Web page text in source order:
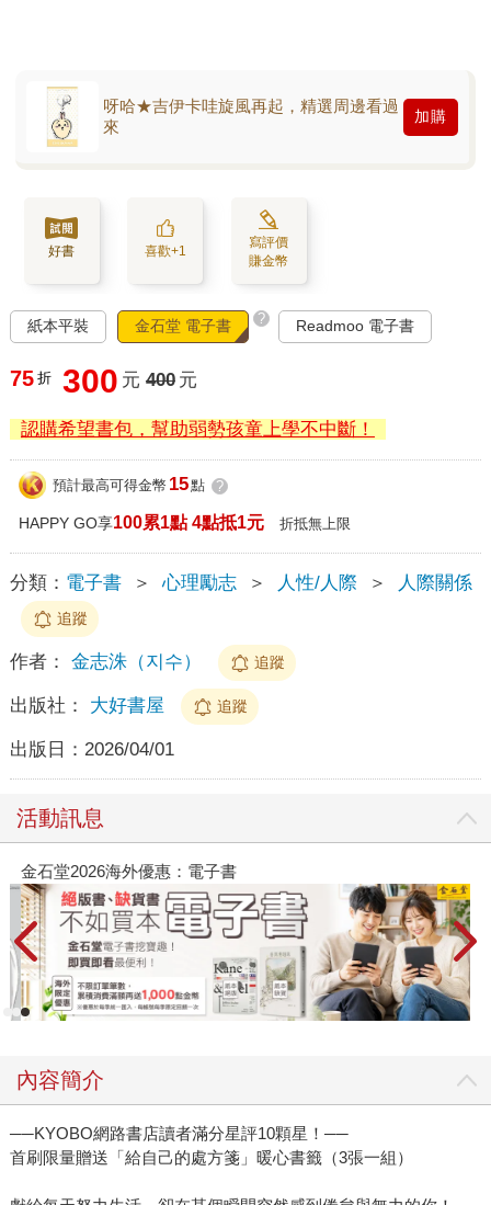
呀哈★吉伊卡哇旋風再起，精選周邊看過
來
加購
好書 喜歡+1
寫評價
賺金幣
紙本平裝 金石堂 電子書 ? Readmoo 電子書
75 折 300 元 400 元
認購希望書包，幫助弱勢孩童上學不中斷！
預計最高可得金幣 15點 ?
HAPPY GO享100累1點 4點抵1元 折抵無上限
分類： 電子書 ＞ 心理勵志 ＞ 人性/人際 ＞ 人際關係
追蹤
作者： 金志洙（지수） 追蹤
出版社： 大好書屋 追蹤
出版日： 2026/04/01
活動訊息
金石堂2026海外優惠：電子書
內容簡介
──KYOBO網路書店讀者滿分星評10顆星！──
首刷限量贈送「給自己的處方箋」暖心書籤（3張一組）